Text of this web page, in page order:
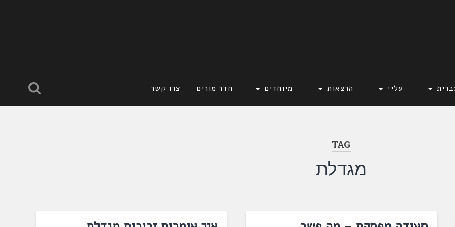
עליי הרצאות מיוחדים חדר מורים צרו קשר
TAG
מגדלת